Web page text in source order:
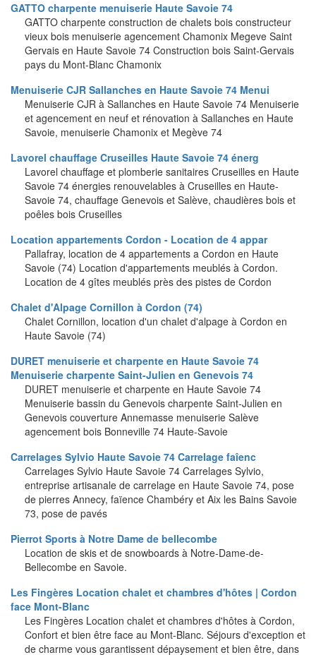
GATTO charpente menuiserie Haute Savoie 74
GATTO charpente construction de chalets bois constructeur
vieux bois menuiserie agencement Chamonix Megeve Saint
Gervais en Haute Savoie 74 Construction bois Saint-Gervais
pays du Mont-Blanc Chamonix
Menuiserie CJR Sallanches en Haute Savoie 74 Menui
Menuiserie CJR à Sallanches en Haute Savoie 74 Menuiserie
et agencement en neuf et rénovation à Sallanches en Haute
Savoie, menuiserie Chamonix et Megève 74
Lavorel chauffage Cruseilles Haute Savoie 74 énerg
Lavorel chauffage et plomberie sanitaires Cruseilles en Haute
Savoie 74 énergies renouvelables à Cruseilles en Haute-
Savoie 74, chauffage Genevois et Salève, chaudières bois et
poêles bois Cruseilles
Location appartements Cordon - Location de 4 appar
Pallafray, location de 4 appartements a Cordon en Haute
Savoie (74) Location d'appartements meublés à Cordon.
Location de 4 gîtes meublés près des pistes de Cordon
Chalet d'Alpage Cornillon à Cordon (74)
Chalet Cornillon, location d'un chalet d'alpage à Cordon en
Haute Savoie (74)
DURET menuiserie et charpente en Haute Savoie 74
Menuiserie charpente Saint-Julien en Genevois 74
DURET menuiserie et charpente en Haute Savoie 74
Menuiserie bassin du Genevois charpente Saint-Julien en
Genevois couverture Annemasse menuiserie Salève
agencement bois Bonneville 74 Haute-Savoie
Carrelages Sylvio Haute Savoie 74 Carrelage faîenc
Carrelages Sylvio Haute Savoie 74 Carrelages Sylvio,
entreprise artisanale de carrelage en Haute Savoie 74, pose
de pierres Annecy, faïence Chambéry et Aix les Bains Savoie
73, pose de pavés
Pierrot Sports à Notre Dame de bellecombe
Location de skis et de snowboards à Notre-Dame-de-
Bellecombe en Savoie.
Les Fingères Location chalet et chambres d'hôtes | Cordon
face Mont-Blanc
Les Fingères Location chalet et chambres d'hôtes à Cordon,
Confort et bien être face au Mont-Blanc. Séjours d'exception et
de charme vous garantissent dépaysement et bien être, dans